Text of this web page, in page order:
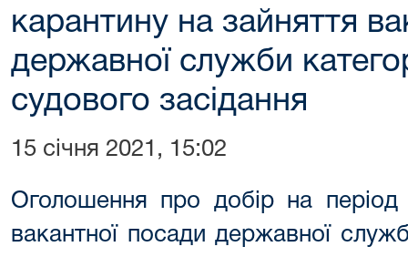
карантину на зайняття
державної служби
судового засідання
15 січня 2021, 15:02
Оголошення про добір на період
вакантної посади державної